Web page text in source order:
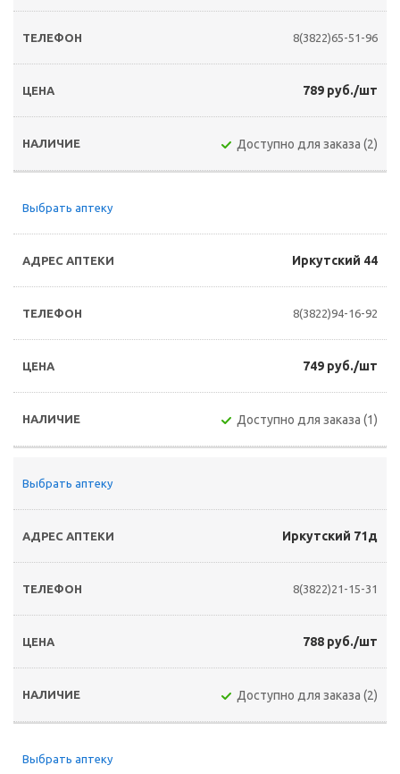
8(3822)65-51-96
789 руб./шт
Доступно для заказа (2)
Выбрать аптеку
Иркутский 44
8(3822)94-16-92
749 руб./шт
Доступно для заказа (1)
Выбрать аптеку
Иркутский 71д
8(3822)21-15-31
788 руб./шт
Доступно для заказа (2)
Выбрать аптеку